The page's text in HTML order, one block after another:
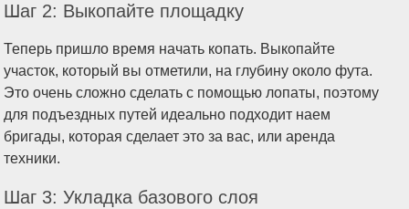
Шаг 2: Выкопайте площадку
Теперь пришло время начать копать. Выкопайте
участок, который вы отметили, на глубину около фута.
Это очень сложно сделать с помощью лопаты, поэтому
для подъездных путей идеально подходит наем
бригады, которая сделает это за вас, или аренда
техники.
Шаг 3: Укладка базового слоя